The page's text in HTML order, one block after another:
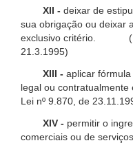
XII - deixar de
sua obrigação ou deixar
exclusivo critério.
21.3.1995)
XIII - aplicar
legal ou
Lei nº 9.870, de
XIV - permitir o
comerciais ou de